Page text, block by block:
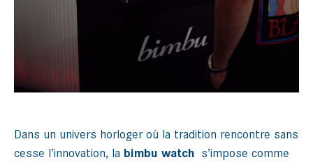
Dans un univers horloger où la tradition rencontre sans
cesse l’innovation, la bimbu watch s’impose comme